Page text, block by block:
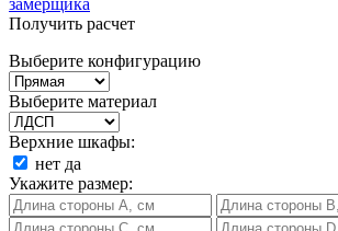
Получить расчет
Выберите конфигурацию
Выберите материал
Верхние шкафы:
нет да
Укажите размер: